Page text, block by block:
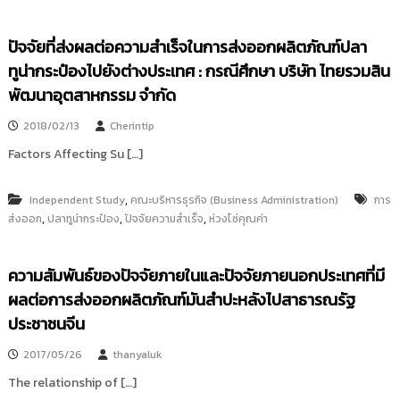
วิ
จั
ย
ปัจจัยที่ส่งผลต่อความสำเร็จในการส่งออกผลิตภัณฑ์ปลา
ทูน่ากระป๋องไปยังต่างประเทศ : กรณีศึกษา บริษัท ไทยรวมสิน
พัฒนาอุตสาหกรรม จำกัด
2018/02/13 Cherintip
Factors Affecting Su […]
Independent Study,คณะบริหารธุรกิจ (Business Administration)
การ
ส่งออก,ปลาทูน่ากระป๋อง,ปัจจัยความสำเร็จ,ห่วงโซ่คุณค่า
ความสัมพันธ์ของปัจจัยภายในและปัจจัยภายนอกประเทศที่มี
ผลต่อการส่งออกผลิตภัณฑ์มันสำปะหลังไปสาธารณรัฐ
ประชาชนจีน
2017/05/26 thanyaluk
The relationship of […]